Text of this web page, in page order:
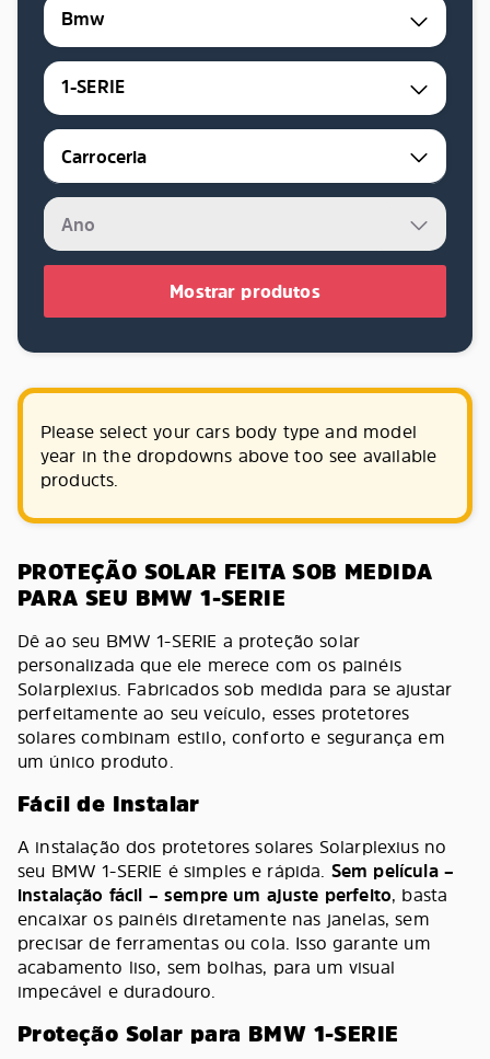
Bmw
1-SERIE
Mostrar produtos
Please select your cars body type and model
year in the dropdowns above too see available
products.
PROTEÇÃO SOLAR FEITA SOB MEDIDA
PARA SEU BMW 1-SERIE
Dê ao seu BMW 1-SERIE a proteção solar
personalizada que ele merece com os painéis
Solarplexius. Fabricados sob medida para se ajustar
perfeitamente ao seu veículo, esses protetores
solares combinam estilo, conforto e segurança em
um único produto.
Fácil de Instalar
A instalação dos protetores solares Solarplexius no
seu BMW 1-SERIE é simples e rápida. Sem película –
instalação fácil – sempre um ajuste perfeito, basta
encaixar os painéis diretamente nas janelas, sem
precisar de ferramentas ou cola. Isso garante um
acabamento liso, sem bolhas, para um visual
impecável e duradouro.
Proteção Solar para BMW 1-SERIE